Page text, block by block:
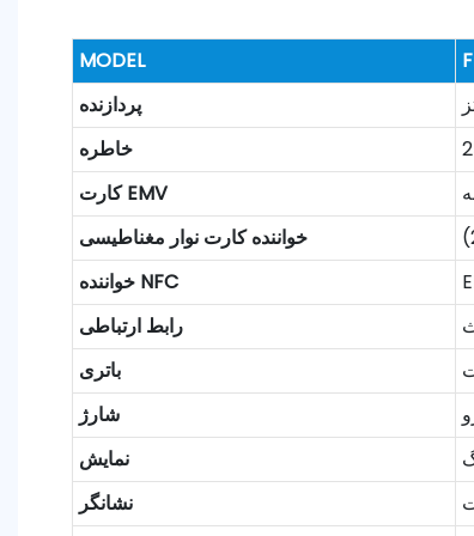
MODEL
پردازنده
خاطره
کارت EMV
خواننده کارت نوار مغناطیسی
خواننده NFC
رابط ارتباطی
باتری
شارژ
نمایش
نشانگر